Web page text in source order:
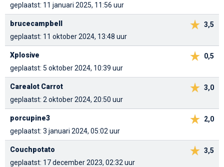
geplaatst: 11 januari 2025, 11:56 uur
3,5
brucecampbell
geplaatst: 11 oktober 2024, 13:48 uur
0,5
Xplosive
geplaatst: 5 oktober 2024, 10:39 uur
3,0
Carealot Carrot
geplaatst: 2 oktober 2024, 20:50 uur
2,0
porcupine3
geplaatst: 3 januari 2024, 05:02 uur
3,5
Couchpotato
geplaatst: 17 december 2023, 02:32 uur